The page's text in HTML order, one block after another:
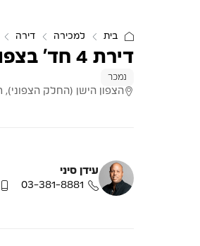
בית למכירה דירה
דירת 4 חד’ בצפון הישן בן יהודה
נמכר
הצפון הישן (החלק הצפוני),
עידן סיני
03-381-8881